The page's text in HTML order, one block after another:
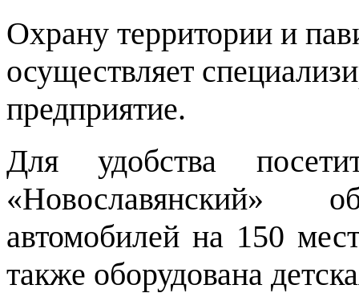
Охрану территории и
осуществляет
предприятие.
Для удобства
«Новославянский»
автомобилей на 150
также оборудована